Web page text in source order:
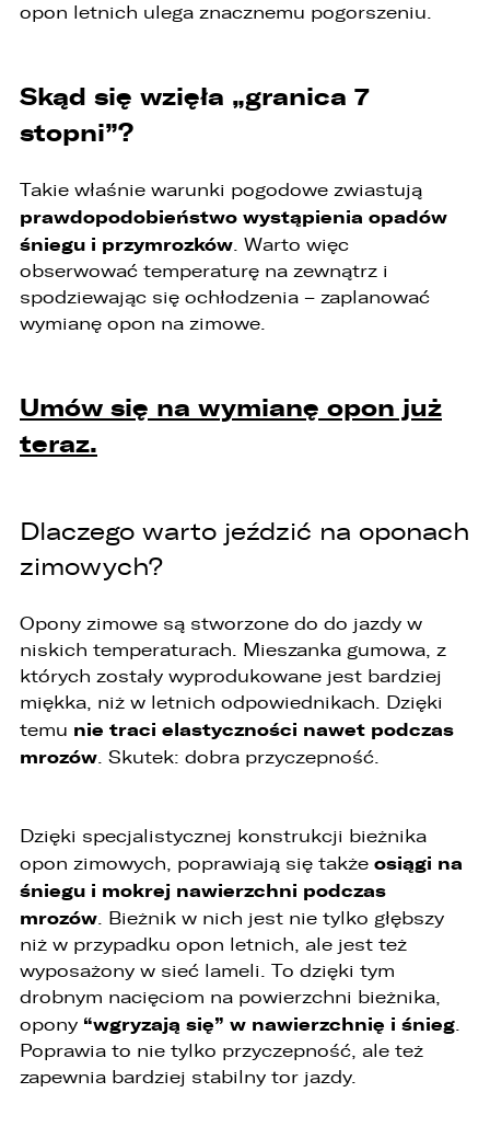
opon letnich ulega znacznemu pogorszeniu.
Skąd się wzięła „granica 7
stopni”?
Takie właśnie warunki pogodowe zwiastują
prawdopodobieństwo wystąpienia opadów
śniegu i przymrozków . Warto więc
obserwować temperaturę na zewnątrz i
spodziewając się ochłodzenia – zaplanować
wymianę opon na zimowe.
Umów się na wymianę opon już
teraz.
Dlaczego warto jeździć na oponach
zimowych?
Opony zimowe są stworzone do do jazdy w
niskich temperaturach. Mieszanka gumowa, z
których zostały wyprodukowane jest bardziej
miękka, niż w letnich odpowiednikach. Dzięki
temu nie traci elastyczności nawet podczas
mrozów . Skutek: dobra przyczepność.
Dzięki specjalistycznej konstrukcji bieżnika
opon zimowych, poprawiają się także osiągi na
śniegu i mokrej nawierzchni podczas
mrozów . Bieżnik w nich jest nie tylko głębszy
niż w przypadku opon letnich, ale jest też
wyposażony w sieć lameli. To dzięki tym
drobnym nacięciom na powierzchni bieżnika,
opony “wgryzają się” w nawierzchnię i śnieg
Poprawia to nie tylko przyczepność, ale też
zapewnia bardziej stabilny tor jazdy.
2. przygotowania oferty;
4. realizacji usług,
5. obsługi zgłoszeń i udzielania odpowiedzi na
zgłoszenia.
1. Odbiorcami Państwa danych osobowych
1. wyłącznie podmioty uprawnione do uzyskania
danych osobowych na podstawie przepisów
2. osoby upoważnione przez Administratora do
3. podmioty, którym Administrator zleca
wykonanie czynności, z którymi wiąże się
przetwarzające).
Administratora przez okres nie dłuższy niż
wymagają tego przepisy prawa lub do czasu
cofnięcia wcześniej udzielonej przez Państwa
zgody.
2. Posiadają Państwo prawo do żądania od
ich sprostowania, usunięcia lub ograniczenia
przetwarzania, a także prawo sprzeciwu,
żądania zaprzestania przetwarzania i
cofnięcia zgody w dowolnym momencie bez
wpływu na zgodność z prawem przetwarzania,
3. Mają Państwo prawo do wniesienia skargi do
Prezesa Urzędu Ochrony Danych Osobowych
(PUODO) w uzasadnionych przypadkach
stwierdzenia przetwarzania Państwa danych
niezgodnego z prawem.
4. Podanie danych osobowych jest
dobrowolne, jednakże Ich brak uniemożliwi
realizację powyższych celów oraz kontakt z
5. Dane udostępnione przez Państwa nie będą
przetwarzane w sposób zautomatyzowany i nie